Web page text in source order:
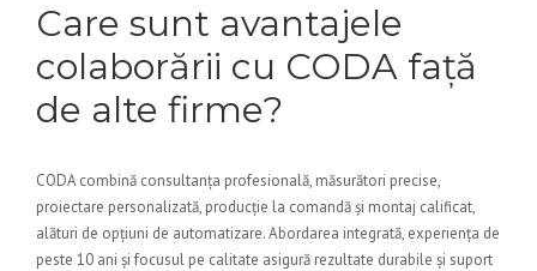
Care sunt avantajele
colaborării cu CODA față
de alte firme?
CODA combină consultanța profesională, măsurători precise,
proiectare personalizată, producție la comandă și montaj calificat,
alături de opțiuni de automatizare. Abordarea integrată, experiența de
peste 10 ani și focusul pe calitate asigură rezultate durabile și suport